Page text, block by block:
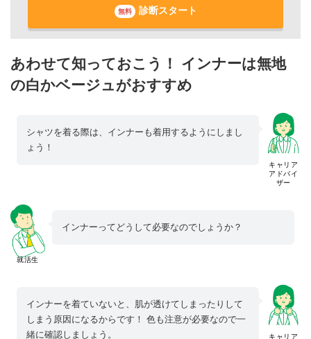
無料 診断スタート
あわせて知っておこう！ インナーは無地
の白かベージュがおすすめ
キャリア
アドバイ
ザー
シャツを着る際は、インナーも着用するようにしまし
ょう！
就活生
インナーってどうして必要なのでしょうか？
キャリア
インナーを着ていないと、肌が透けてしまったりして
しまう原因になるからです！ 色も注意が必要なので一
緒に確認しましょう。